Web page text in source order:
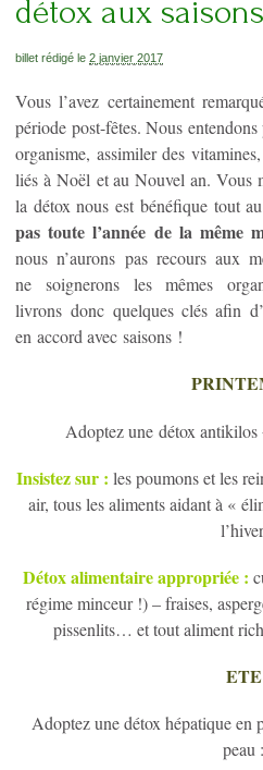
détox aux saisons
billet rédigé le 2 janvier 2017
Vous l’avez certainement
période post-fêtes. Nous
organisme, assimiler des
liés à Noël et au Nouvel an. Vous
la détox nous est bénéfique tout
pas toute l’année de la même
nous n’aurons pas recours aux
ne soignerons les mêmes
livrons donc quelques clés afin
en accord avec saisons !
Adoptez une détox
Insistez sur : les poumons et les
air, tous les aliments aidant à «
Détox alimentaire appropriée :
régime minceur !) – fraises,
pissenlits… et tout aliment
ETE
Adoptez une détox hépatique en
peau :